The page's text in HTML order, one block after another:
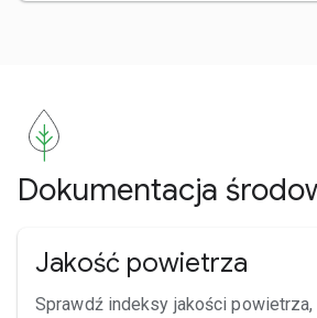
Dokumentacja
Jakość powietrza
Sprawdź indeksy jakości powietrza,